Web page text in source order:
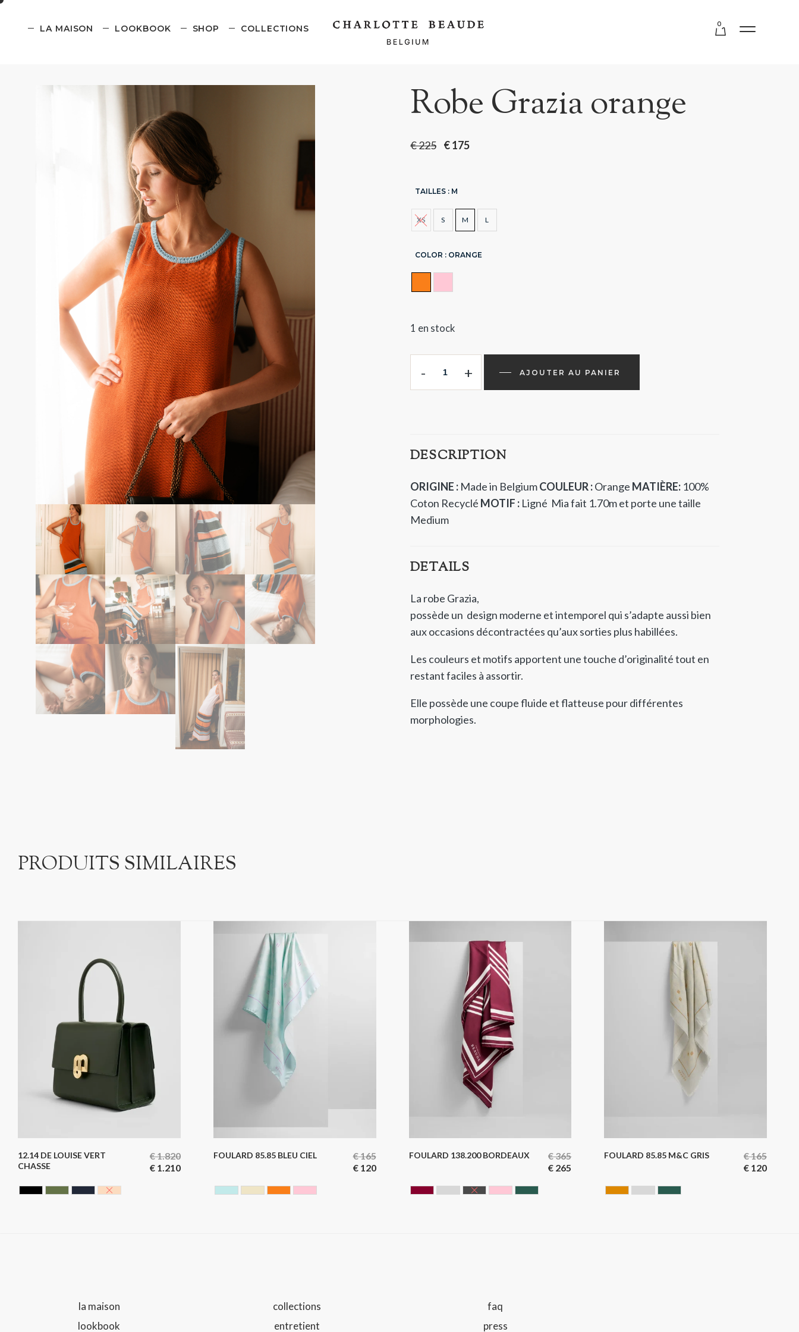
LA MAISON LOOKBOOK SHOP COLLECTIONS 0
Robe Grazia orange
€225 €175
TAILLES: M
XS S M L
COLOR : ORANGE
ORANGE
ROSE
1 en stock
- + AJOUTER AU PANIER
DESCRIPTION
ORIGINE :Made in BelgiumCOULEUR :Orange MATIÈRE:100%
Coton Recyclé MOTIF :Ligné Mia fait 1.70m et porte une taille
Medium
DETAILS
La robe Grazia,
possède un design moderne et intemporel qui s’adapte aussi bien
aux occasions décontractées qu’aux sorties plus habillées.
Les couleurs et motifs apportent une touche d’originalité tout en
restant faciles à assortir.
Elle possède une coupe fluide et flatteuse pour différentes
morphologies.
PRODUITS SIMILAIRES
12.14 DE LOUISE VERT
CHASSE
€1.820
€1.210
FOULARD 85.85 BLEU CIEL €165
€120
FOULARD 138.200 BORDEAUX €365
€ 265
FOULARD 85.85 M&C GRIS €165
€ 120
la maison
lookbook
collections
entretient
faq
press